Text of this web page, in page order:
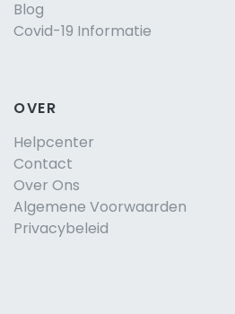
Blog
Covid-19 Informatie
OVER
Helpcenter
Contact
Over Ons
Algemene Voorwaarden
Privacybeleid